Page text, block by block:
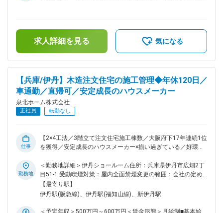
流れ： ・現場への同行からスタート。教育担当の先輩のサポ
ートのもと、当社のルールと現場の流れを体感いただきながら
経験やスキルに合わせて取り組んでいただけます。 ・「経験
が浅い方」「2×4工法の経験のない方」も安心してチャレンジ
で、年間休日120日とライフワークバランスを重視しながら働
くことが可能です。 ■企業について： ・1976年の創業から、
私がもっとも大事にしていることは、「すべてにおいて逆目
線」です。自分が住むという目線、つまり「お客様の目線」に
立つということです。泉北ホームでは、一組のお客様にショー
ルームスタッフ、営業担当、設計士、インテリアコーディネー
ーズを直接聞くことができるため、社内から「お客様にもっと
喜んでもらいたい」「お客様の要望に応えたい」という声が上
ていきました。それが『泉北ホームのフル装備の家』のはじま
りです。今では、私たちが標準採用している一流メーカーが、
お客様のシェアを独占しようと、少しずつ標準品のレベルを上
げてくれるようになり、泉北ホームの標準装備は大手ハウスメ
までも目安の金額であり、選考を通じて上下する可能性があり
ます。月給(月額)は固定手当を含めた表記です。
求人詳細を見る 気になる
【兵庫/伊丹】木造注文住宅の施工管理◆年休120日／
車通勤／直帰可／安定成長のハウスメーカー
泉北ホーム株式会社
正社員 転勤なし
仕事
【2×4工法／3階立て注文住宅施工棟数／大阪府下17年連続1位
を獲得／安定成長のハウスメーカー×揃い過ぎている／好環境
内容： ・注文住宅の設計／施工／リフォームを行う当社に
て、施工管理のポジションをお任せ致します。協力会社はお付
き合いも長く、意思疎通がしやすい環境です。 ・施工期間は
約5か月／1現場、月3棟程担当 ・施工管理エリアは大阪府を中
【具体的には】 （1）打ち合わせ：社内の設計士やインテリア
勤務地
＜勤務地詳細＞伊丹ショールーム住所：兵庫県伊丹市広畑2丁
目51-1 受動喫煙対策：屋内全面禁煙変更の範囲：会社の定め
る事業所
【最寄り駅】
伊丹駅(阪急線)、伊丹駅(福知山線)、新伊丹駅
＜予定年収＞500万円～600万円＜賃金形態＞月給制■基本給